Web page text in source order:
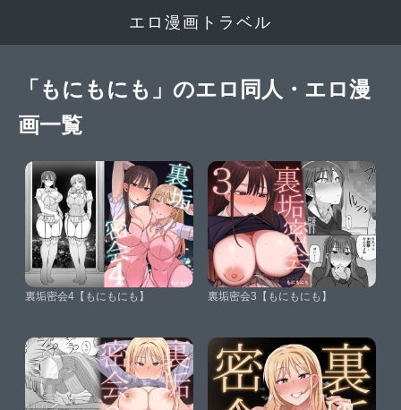
エロ漫画トラベル
「もにもにも」のエロ同人・エロ漫
画一覧
裏垢密会4【もにもにも】 裏垢密会3【もにもにも】